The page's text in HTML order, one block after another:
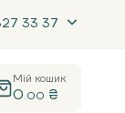
33 37
Мій кошик
0.00 ₴